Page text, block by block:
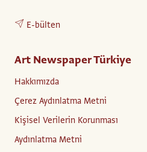
E-bülten
Art Newspaper Türkiye
Hakkımızda
Çerez Aydınlatma Metni
Kişisel Verilerin Korunması
Aydınlatma Metni